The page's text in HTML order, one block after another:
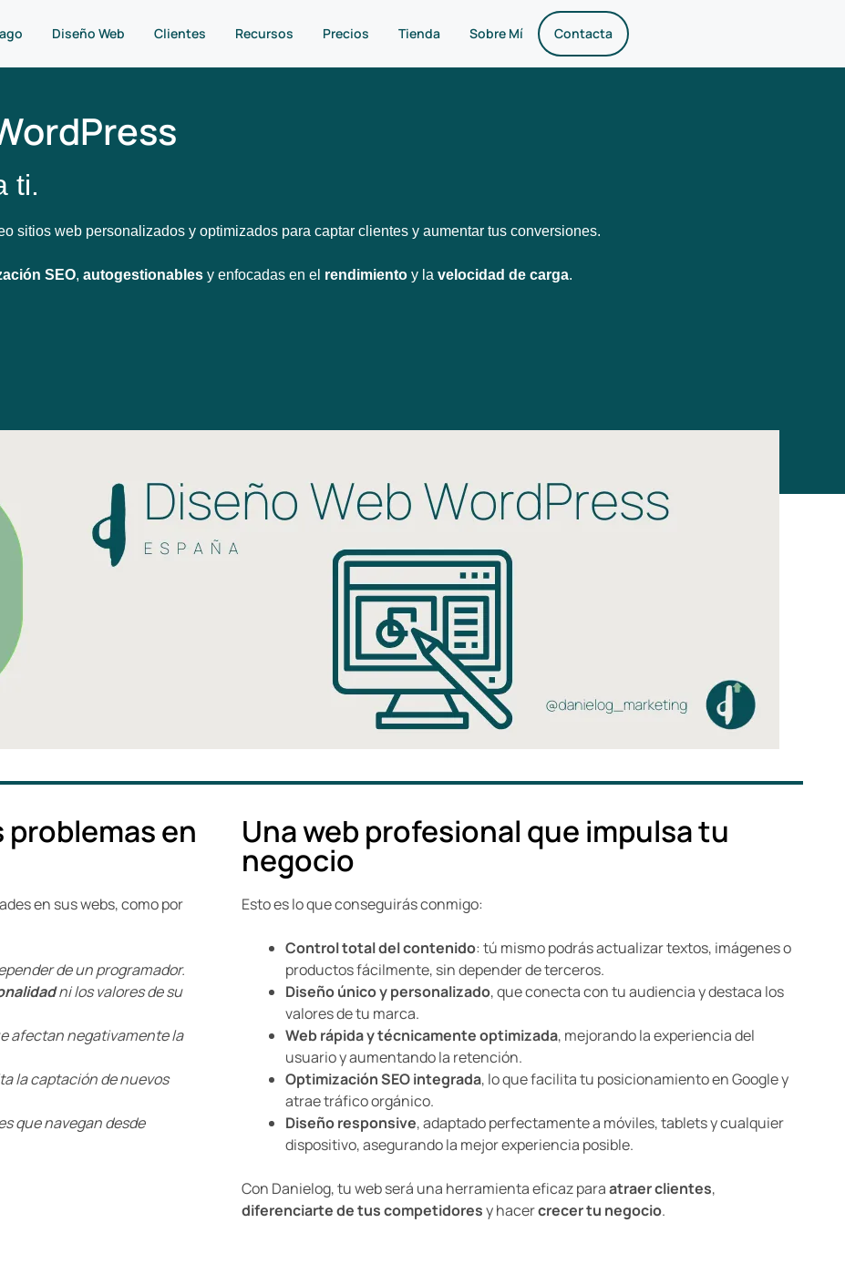
Diseño Web Clientes Recursos Precios Tienda Sobre Mí Contacta
ti.
sitios web personalizados y optimizados para captar clientes y aumentar tus conversiones.
SEO, autogestionables y enfocadas en el rendimiento y la velocidad de carga.
en
en sus webs, como por
de un programador.
ni los valores de su
afectan negativamente la
la captación de nuevos
que navegan desde
Una web profesional que impulsa tu
negocio
Esto es lo que conseguirás conmigo:
Control total del contenido: tú mismo podrás actualizar textos, imágenes o
productos fácilmente, sin depender de terceros.
Diseño único y personalizado, que conecta con tu audiencia y destaca los
valores de tu marca.
Web rápida y técnicamente optimizada, mejorando la experiencia del
usuario y aumentando la retención.
Optimización SEO integrada, lo que facilita tu posicionamiento en Google y
atrae tráfico orgánico.
Diseño responsive, adaptado perfectamente a móviles, tablets y cualquier
dispositivo, asegurando la mejor experiencia posible.
Con Danielog, tu web será una herramienta eficaz paraatraer clientes,
diferenciarte de tus competidoresy hacercrecer tu negocio.